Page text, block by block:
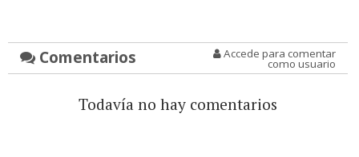
Comentarios Accede para comentar
como usuario
Todavía no hay comentarios